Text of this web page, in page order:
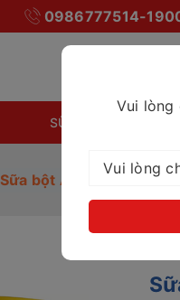
0986777514-
SỮA BỘT CHO MỌI
Sữa bột Abbott Grow
Vui lòng